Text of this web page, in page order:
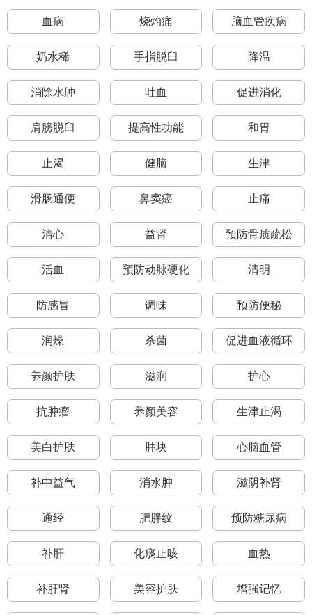
血病 烧灼痛 脑血管疾病
奶水稀 手指脱臼 降温
消除水肿 吐血 促进消化
肩膀脱臼 提高性功能 和胃
止渴 健脑 生津
滑肠通便 鼻窦癌 止痛
清心 益肾 预防骨质疏松
活血 预防动脉硬化 清明
防感冒 调味 预防便秘
润燥 杀菌 促进血液循环
养颜护肤 滋润 护心
抗肿瘤 养颜美容 生津止渴
美白护肤 肿块 心脑血管
补中益气 消水肿 滋阴补肾
通经 肥胖纹 预防糖尿病
补肝 化痰止咳 血热
补肝肾 美容护肤 增强记忆